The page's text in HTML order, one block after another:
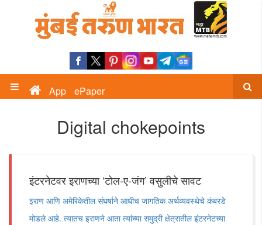
App ePaper
Digital chokepoints
इंटरनेटवर इराणच्या ‘टोल-ए-जंग‌’ वसुलीचे सावट
इराण आणि अमेरिकेतील संघर्षाने आधीच जागतिक अर्थव्यवस्थेचे कंबरडे
मोडले आहे. त्यातच इराणने आता त्यांच्या समुद्री क्षेत्रातील इंटरनेटच्या